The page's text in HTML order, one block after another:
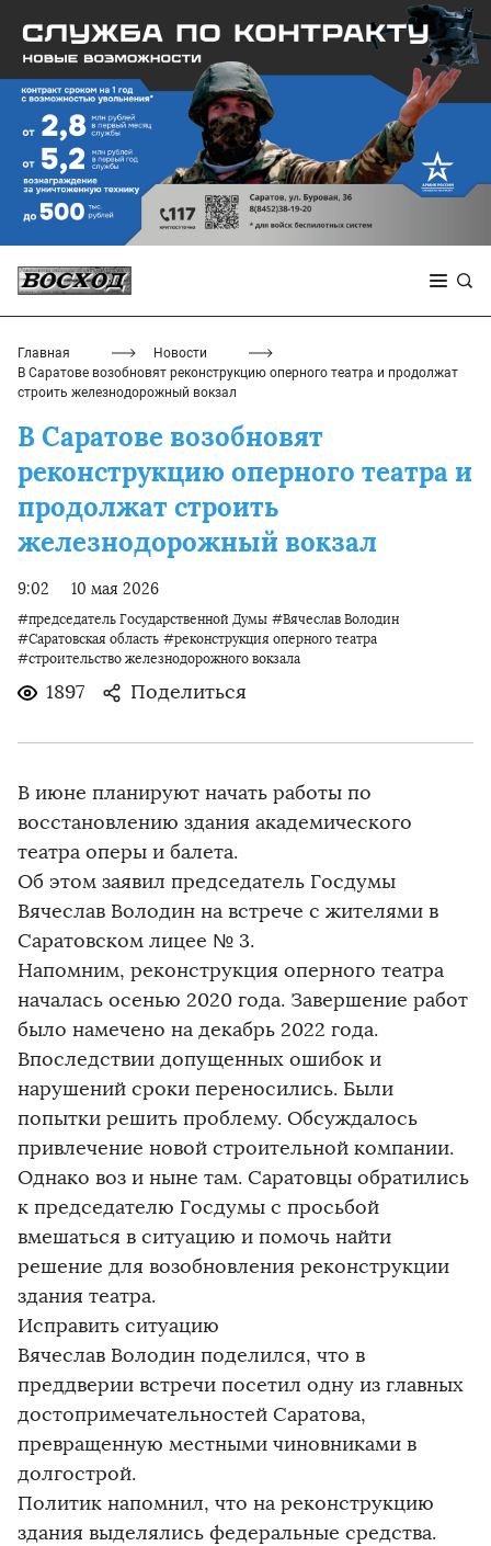
Главная
Новости
В Саратове возобновят реконструкцию оперного театра и продолжат
строить железнодорожный вокзал
В Саратове возобновят
реконструкцию оперного театра и
продолжат строить
железнодорожный вокзал
9:02 10 мая 2026
#председатель Государственной Думы #Вячеслав Володин
#Саратовская область #реконструкция оперного театра
#строительство железнодорожного вокзала
1897 Поделиться
В июне планируют начать работы по
восстановлению здания академического
театра оперы и балета.
Об этом заявил председатель Госдумы
Вячеслав Володин на встрече с жителями в
Саратовском лицее № 3.
Напомним, реконструкция оперного театра
началась осенью 2020 года. Завершение работ
было намечено на декабрь 2022 года.
Впоследствии допущенных ошибок и
нарушений сроки переносились. Были
попытки решить проблему. Обсуждалось
привлечение новой строительной компании.
Однако воз и ныне там. Саратовцы обратились
к председателю Госдумы с просьбой
вмешаться в ситуацию и помочь найти
решение для возобновления реконструкции
здания театра.
Исправить ситуацию
Вячеслав Володин поделился, что в
преддверии встречи посетил одну из главных
достопримечательностей Саратова,
превращенную местными чиновниками в
долгострой.
Политик напомнил, что на реконструкцию
здания выделялись федеральные средства.